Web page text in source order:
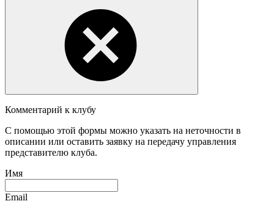
Комментарий к клубу
С помощью этой формы можно указать на неточности в
описании или оставить заявку на передачу управления
представителю клуба.
Имя
Email